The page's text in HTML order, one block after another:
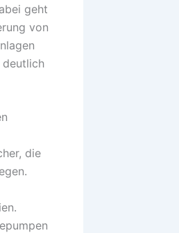
geht
von
deutlich
die